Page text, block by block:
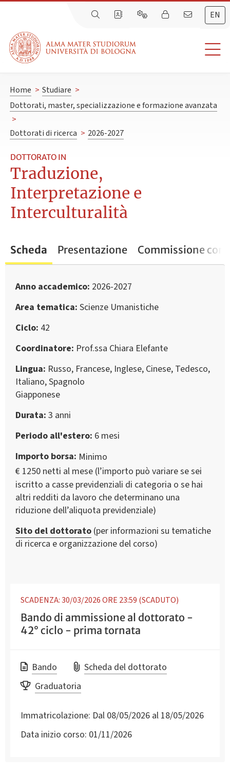
EN
Home > Studiare >
Dottorati, master, specializzazione e formazione avanzata
>
Dottorati di ricerca > 2026-2027
DOTTORATO IN
Traduzione,
Interpretazione e
Interculturalità
Scheda Presentazione Commissione
Anno accademico 2026-2027
Area tematica Scienze Umanistiche
Ciclo 42
Coordinatore Prof.ssa Chiara Elefante
Lingua Russo, Francese, Inglese, Cinese, Tedesco,
Italiano, Spagnolo
Giapponese
Durata 3 anni
Periodo all'estero 6 mesi
Importo borsa Minimo
€ 1250 netti al mese (l’importo può variare se sei
iscritto a casse previdenziali di categoria o se hai
altri redditi da lavoro che determinano una
riduzione dell’aliquota previdenziale)
Sito del dottorato (per informazioni su tematiche
di ricerca e organizzazione del corso)
SCADENZA: 30/03/2026 ORE 23:59 (SCADUTO)
Bando di ammissione al dottorato -
42° ciclo - prima tornata
Bando
Scheda del dottorato
Graduatoria
Immatricolazione: Dal 08/05/2026 al 18/05/2026
Data inizio corso: 01/11/2026